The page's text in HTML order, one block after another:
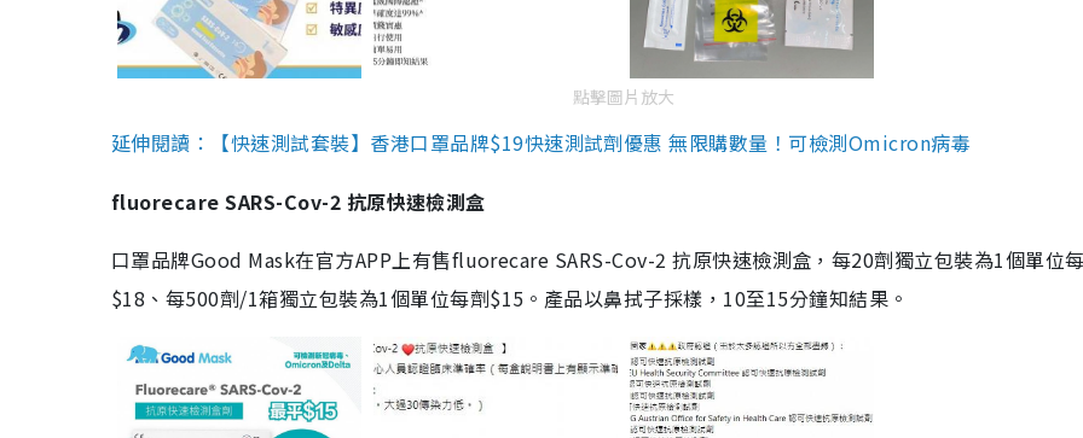
點擊圖片放大
延伸閱讀：【快速測試套裝】香港口罩品牌$19快速測試劑優惠 無限購數量！可檢測Omicron病毒
fluorecare SARS-Cov-2 抗原快速檢測盒
口罩品牌Good Mask在官方APP上有售fluorecare SARS-Cov-2 抗原快速檢測盒，每20劑獨立包裝為1個單位
$18、每500劑/1箱獨立包裝為1個單位每劑$15。產品以鼻拭子採樣，10至15分鐘知結果。